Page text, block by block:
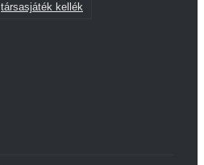
társasjáték kellék